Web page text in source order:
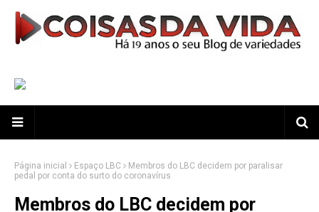
Página inicial Espaço LBC
Membros do LBC decidem por paralisar
pedal por conta do surto do coronavírus
Membros do LBC decidem por